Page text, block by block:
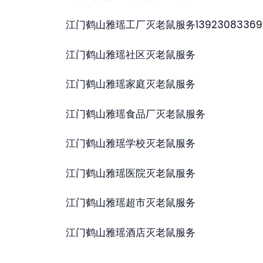
江门鹤山雅瑶工厂灭老鼠服务
江门鹤山雅瑶社区灭老鼠服务
江门鹤山雅瑶家庭灭老鼠服务
江门鹤山雅瑶食品厂灭老鼠服务
江门鹤山雅瑶学校灭老鼠服务
江门鹤山雅瑶医院灭老鼠服务
江门鹤山雅瑶超市灭老鼠服务
江门鹤山雅瑶酒店灭老鼠服务